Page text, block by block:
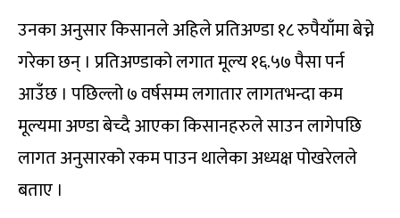
उनका अनुसार किसानले अहिले प्रतिअण्डा १८ रुपैयाँमा बेच्ने
गरेका छन् । प्रतिअण्डाको लगात मूल्य १६.५७ पैसा पर्न
आउँछ । पछिल्लो ७ वर्षसम्म लगातार लागतभन्दा कम
मूल्यमा अण्डा बेच्दै आएका किसानहरुले साउन लागेपछि
लागत अनुसारको रकम पाउन थालेका अध्यक्ष पोखरेलले
बताए ।